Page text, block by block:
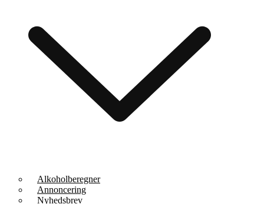
Alkoholberegner
Annoncering
Nyhedsbrev